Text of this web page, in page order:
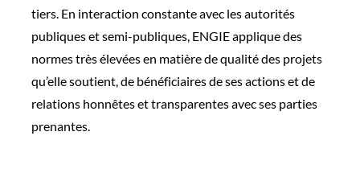
tiers. En interaction constante avec les autorités
publiques et semi-publiques, ENGIE applique des
normes très élevées en matière de qualité des projets
qu’elle soutient, de bénéficiaires de ses actions et de
relations honnêtes et transparentes avec ses parties
prenantes.